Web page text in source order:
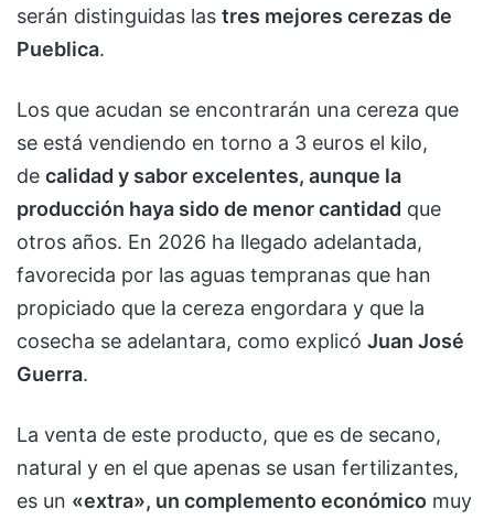
serán distinguidas las tres mejores cerezas de
Pueblica.
Los que acudan se encontrarán una cereza que
se está vendiendo en torno a 3 euros el kilo,
de calidad y sabor excelentes, aunque la
producción haya sido de menor cantidad que
otros años. En 2026 ha llegado adelantada,
favorecida por las aguas tempranas que han
propiciado que la cereza engordara y que la
cosecha se adelantara, como explicó Juan José
Guerra.
La venta de este producto, que es de secano,
natural y en el que apenas se usan fertilizantes,
es un «extra», un complemento económico muy